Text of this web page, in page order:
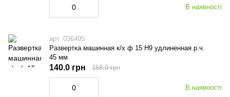
В наявності
арт. 036495
Развертка машинная к/х ф 15 Н9 удлиненная р.ч.
45 мм
В наявності
140.0 грн 168.0 грн